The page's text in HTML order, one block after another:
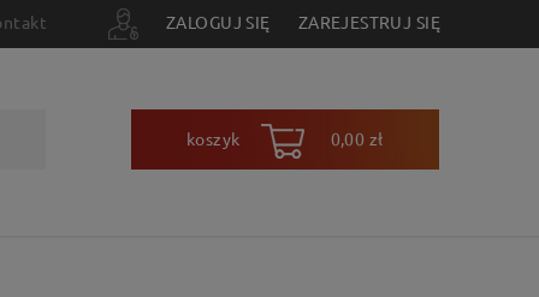
ZALOGUJ SIĘ ZAREJESTRUJ SIĘ
koszyk 0,00 zł